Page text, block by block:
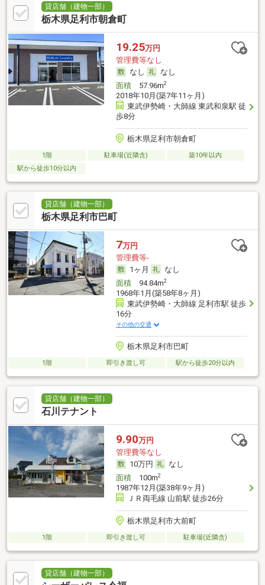
貸店舗（建物一部）
栃木県足利市朝倉町
19.25万円
管理費等なし
なし
なし
面積57.96m2
2018年10月(築7年11ヶ月)
東武伊勢崎・大師線 東武和泉駅 徒
歩8分
栃木県足利市朝倉町
1階 駐車場(近隣含)
築10年以内
駅から徒歩10分以内
貸店舗（建物一部）
栃木県足利市巴町
7万円
管理費等-
1ヶ月
なし
面積94.84m2
1968年1月(築58年8ヶ月)
東武伊勢崎・大師線 足利市駅 徒歩
16分
その他の交通
栃木県足利市巴町
1階 即引き渡し可 駅から徒歩20分以内
貸店舗（建物一部）
石川テナント
9.90万円
管理費等なし
10万円
なし
面積100m2
1987年12月(築38年9ヶ月)
ＪＲ両毛線 山前駅 徒歩26分
栃木県足利市大前町
1階 即引き渡し可 駐車場(近隣含)
貸店舗（建物一部）